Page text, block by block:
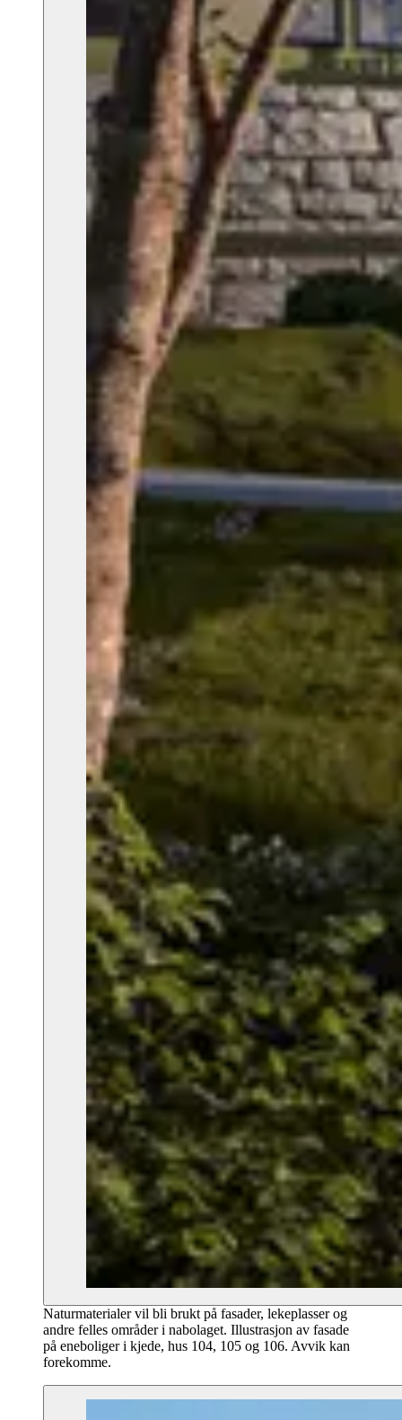
Naturmaterialer vil bli brukt på fasader, lekeplasser og
andre felles områder i nabolaget. Illustrasjon av fasade
på eneboliger i kjede, hus 104, 105 og 106. Avvik kan
forekomme.